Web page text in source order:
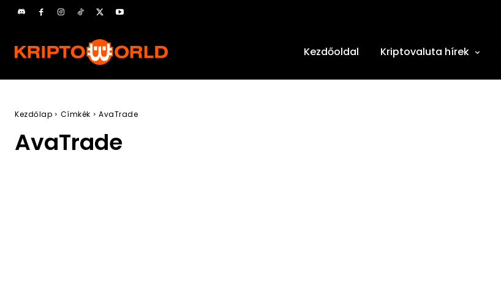
Kezdőoldal Kriptovaluta hírek
Kezdőlap Címkék AvaTrade
AvaTrade